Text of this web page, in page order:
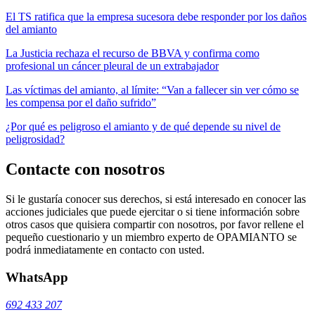
El TS ratifica que la empresa sucesora debe responder por los daños
del amianto
La Justicia rechaza el recurso de BBVA y confirma como
profesional un cáncer pleural de un extrabajador
Las víctimas del amianto, al límite: “Van a fallecer sin ver cómo se
les compensa por el daño sufrido”
¿Por qué es peligroso el amianto y de qué depende su nivel de
peligrosidad?
Contacte con nosotros
Si le gustaría conocer sus derechos, si está interesado en conocer las
acciones judiciales que puede ejercitar o si tiene información sobre
otros casos que quisiera compartir con nosotros, por favor rellene el
pequeño cuestionario y un miembro experto de OPAMIANTO se
podrá inmediatamente en contacto con usted.
WhatsApp
692 433 207